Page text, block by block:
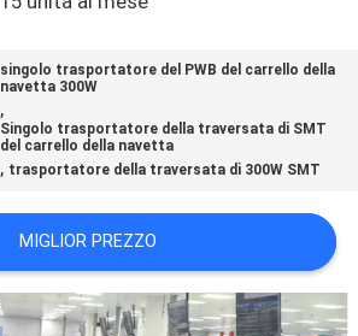
singolo trasportatore del PWB del carrello della
navetta 300W
,
Singolo trasportatore della traversata di SMT
del carrello della navetta
, trasportatore della traversata di 300W SMT
MIGLIOR PREZZO